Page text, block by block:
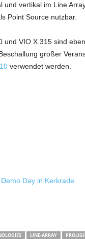
und vertikal im Line
Point Source nutzbar.
und VIO X 315 sind
großer
verwendet werden.
Day in Kerkrade
LINE-ARRAY